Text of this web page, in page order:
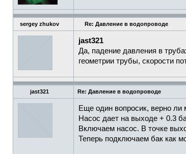
sergey zhukov Re: Давление в водопроводе
jast321
Да, падение давления в
геометрии трубы, скорости
jast321 Re: Давление в водопроводе
Еще один вопросик, верно ли
Насос дает на выходе + 0.3
Включаем насос. В точке
Теперь подключаем бак как